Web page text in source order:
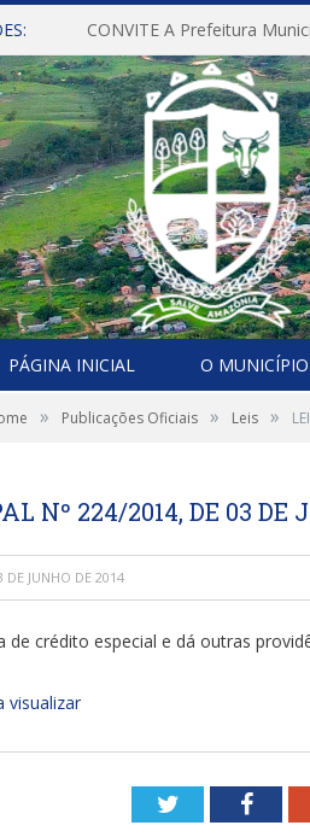
PÁGINA INICIAL O MUNICÍPIO
» Publicações Oficiais » Leis »
Nº 224/2014, DE 03 DE
DE JUNHO DE 2014
de crédito especial e dá outras
visualizar
Twitter